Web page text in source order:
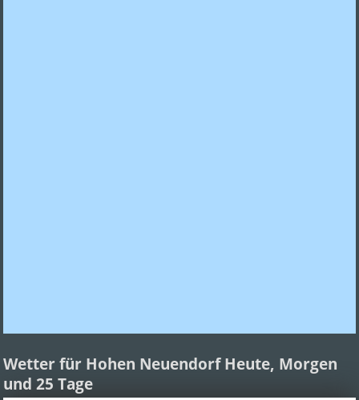
Wetter für Hohen Neuendorf Heute, Morgen
und 25 Tage